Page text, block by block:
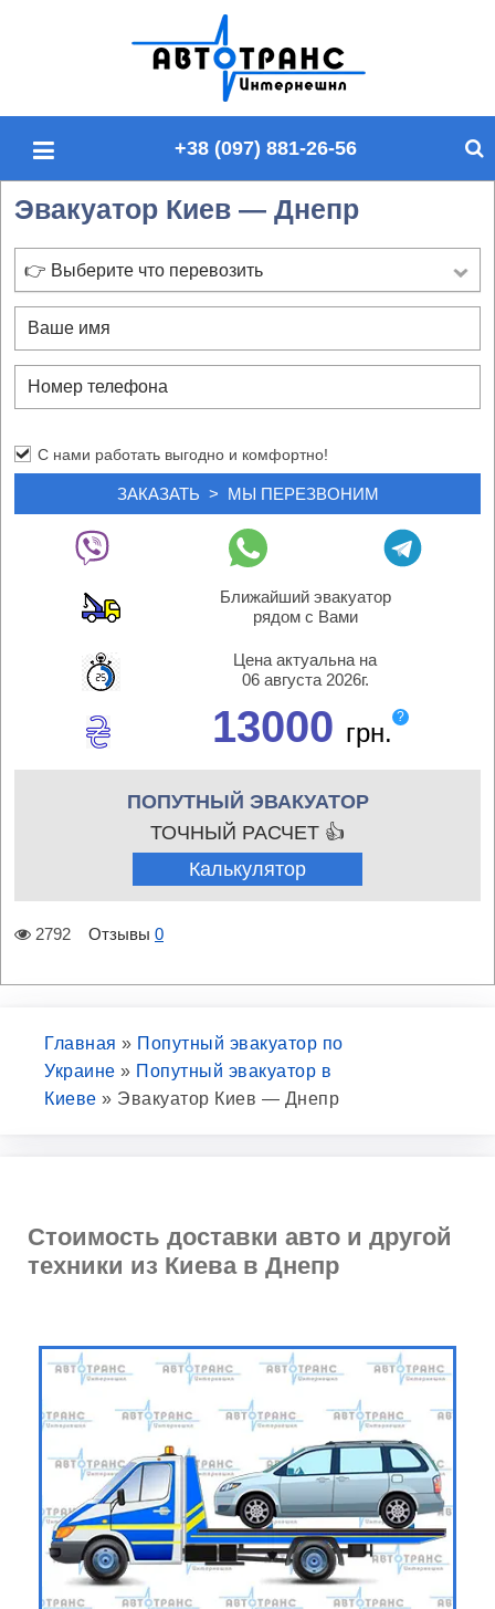
п
й
у
+38 (097) 881-26-56
Эвакуатор Киев — Днепр
👉 Выберите что перевозить
С нами работать выгодно и комфортно!
Ближайший эвакуатор
рядом с Вами
Цена актуальна на
06 августа 2026г.
13000 грн.
?
ПОПУТНЫЙ ЭВАКУАТОР
ТОЧНЫЙ РАСЧЕТ 👍
Калькулятор
2792 Отзывы 0
Главная » Попутный эвакуатор по
Украине » Попутный эвакуатор в
Киеве » Эвакуатор Киев — Днепр
Стоимость доставки авто и другой
техники из Киева в Днепр